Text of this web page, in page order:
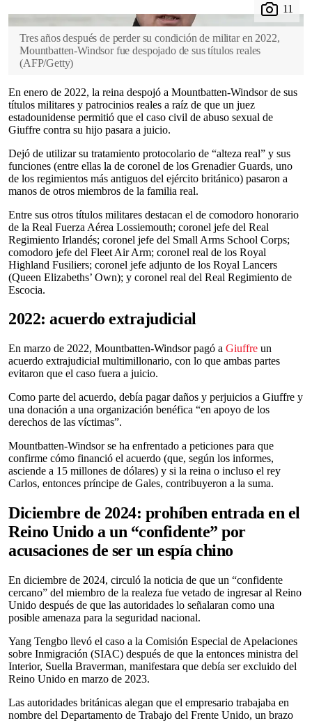
Tres años después de perder su condición de militar en 2022,
Mountbatten-Windsor fue despojado de sus títulos reales
(AFP/Getty)
En enero de 2022, la reina despojó a Mountbatten-Windsor de sus
títulos militares y patrocinios reales a raíz de que un juez
estadounidense permitió que el caso civil de abuso sexual de
Giuffre contra su hijo pasara a juicio.
Dejó de utilizar su tratamiento protocolario de “alteza real” y sus
funciones (entre ellas la de coronel de los Grenadier Guards, uno
de los regimientos más antiguos del ejército británico) pasaron a
manos de otros miembros de la familia real.
Entre sus otros títulos militares destacan el de comodoro honorario
de la Real Fuerza Aérea Lossiemouth; coronel jefe del Real
Regimiento Irlandés; coronel jefe del Small Arms School Corps;
comodoro jefe del Fleet Air Arm; coronel real de los Royal
Highland Fusiliers; coronel jefe adjunto de los Royal Lancers
(Queen Elizabeths’ Own); y coronel real del Real Regimiento de
Escocia.
2022: acuerdo extrajudicial
En marzo de 2022, Mountbatten-Windsor pagó a Giuffre un
acuerdo extrajudicial multimillonario, con lo que ambas partes
evitaron que el caso fuera a juicio.
Como parte del acuerdo, debía pagar daños y perjuicios a Giuffre y
una donación a una organización benéfica “en apoyo de los
derechos de las víctimas”.
Mountbatten-Windsor se ha enfrentado a peticiones para que
confirme cómo financió el acuerdo (que, según los informes,
asciende a 15 millones de dólares) y si la reina o incluso el rey
Carlos, entonces príncipe de Gales, contribuyeron a la suma.
Diciembre de 2024: prohíben entrada en el
Reino Unido a un “confidente” por
acusaciones de ser un espía chino
En diciembre de 2024, circuló la noticia de que un “confidente
cercano” del miembro de la realeza fue vetado de ingresar al Reino
Unido después de que las autoridades lo señalaran como una
posible amenaza para la seguridad nacional.
Yang Tengbo llevó el caso a la Comisión Especial de Apelaciones
sobre Inmigración (SIAC) después de que la entonces ministra del
Interior, Suella Braverman, manifestara que debía ser excluido del
Reino Unido en marzo de 2023.
Las autoridades británicas alegan que el empresario trabajaba en
nombre del Departamento de Trabajo del Frente Unido, un brazo